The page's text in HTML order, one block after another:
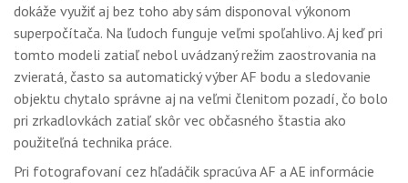
dokáže využiť aj bez toho aby sám disponoval výkonom
superpočítača. Na ľudoch funguje veľmi spoľahlivo. Aj keď pri
tomto modeli zatiaľ nebol uvádzaný režim zaostrovania na
zvieratá, často sa automatický výber AF bodu a sledovanie
objektu chytalo správne aj na veľmi členitom pozadí, čo bolo
pri zrkadlovkách zatiaľ skôr vec občasného štastia ako
použiteľná technika práce.
Pri fotografovaní cez hľadáčik spracúva AF a AE informácie